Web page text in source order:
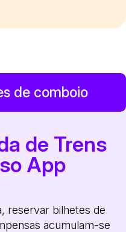
de comboio
de Trens
App
reservar bilhetes de
acumulam-se